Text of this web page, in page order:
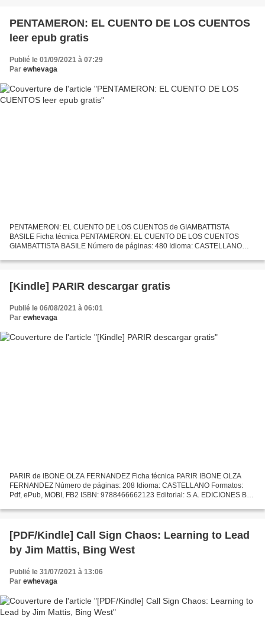
PENTAMERON: EL CUENTO DE LOS CUENTOS
leer epub gratis
Publié le 01/09/2021 à 07:29
Par ewhevaga
PENTAMERON: EL CUENTO DE LOS CUENTOS de GIAMBATTISTA
BASILE Ficha técnica PENTAMERON: EL CUENTO DE LOS CUENTOS
GIAMBATTISTA BASILE Número de páginas: 480 Idioma: CASTELLANO
Año de edición:...
[Kindle] PARIR descargar gratis
Publié le 06/08/2021 à 06:01
Par ewhevaga
PARIR de IBONE OLZA FERNANDEZ Ficha técnica PARIR IBONE OLZA
FERNANDEZ Número de páginas: 208 Idioma: CASTELLANO Formatos:
Pdf, ePub, MOBI, FB2 ISBN: 9788466662123 Editorial: S.A. EDICIONES B
[PDF/Kindle] Call Sign Chaos: Learning to Lead
by Jim Mattis, Bing West
Publié le 31/07/2021 à 13:06
Par ewhevaga